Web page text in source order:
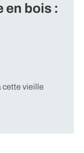
en bois :
cette vieille